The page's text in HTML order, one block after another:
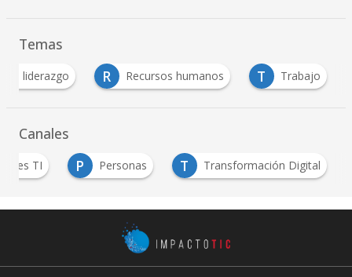
Temas
liderazgo R Recursos humanos T Trabajo
Canales
TI P Personas T Transformación Digital